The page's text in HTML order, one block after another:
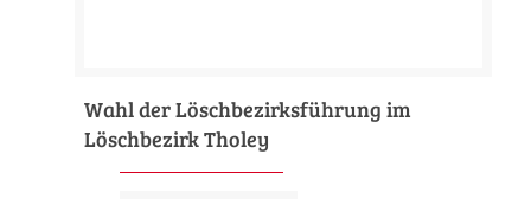
Wahl der Löschbezirksführung im
Löschbezirk Tholey